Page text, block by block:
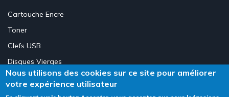
Cartouche Encre
Toner
Clefs USB
Disques Vierges
Nous utilisons des cookies sur ce site pour améliorer
votre expérience utilisateur